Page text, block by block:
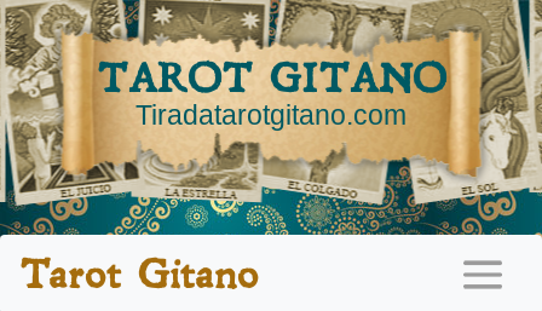
TAROT GITANO
Tiradatarotgitano.com
Tarot Gitano